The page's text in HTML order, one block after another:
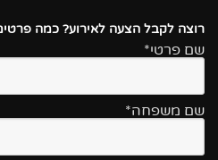
רוצה לקבל הצעה לאירוע? כמה פרטים
שם פרטי*
שם משפחה*